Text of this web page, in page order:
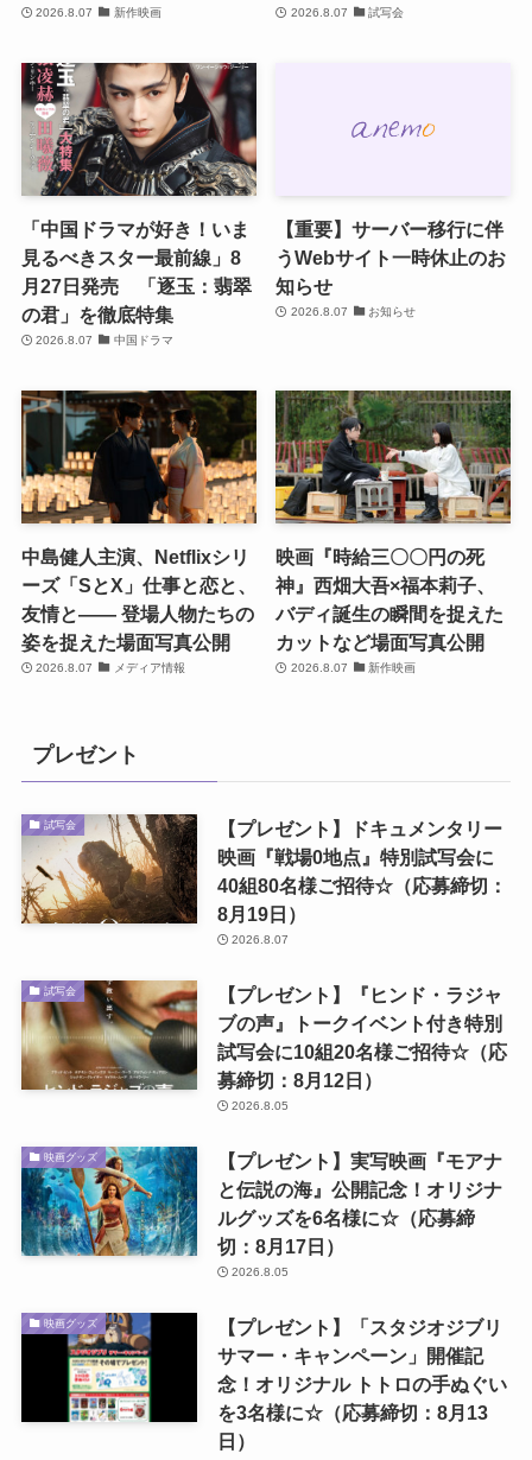
2026.8.07 新作映画 2026.8.07 試写会
「中国ドラマが好き！いま
見るべきスター最前線」8
月27日発売 「逐玉：翡翠
の君」を徹底特集
2026.8.07 中国ドラマ
【重要】サーバー移行に伴
うWebサイト一時休止のお
知らせ
2026.8.07 お知らせ
中島健人主演、Netflixシリ
ーズ「SとX」仕事と恋と、
友情と―― 登場人物たちの
姿を捉えた場面写真公開
2026.8.07 メディア情報
映画『時給三〇〇円の死
神』西畑大吾×福本莉子、
バディ誕生の瞬間を捉えた
カットなど場面写真公開
2026.8.07 新作映画
プレゼント
試写会
【プレゼント】ドキュメンタリー
映画『戦場0地点』特別試写会に
40組80名様ご招待☆（応募締切：
8月19日）
2026.8.07
試写会
【プレゼント】『ヒンド・ラジャ
ブの声』トークイベント付き特別
試写会に10組20名様ご招待☆（応
募締切：8月12日）
2026.8.05
映画グッズ
【プレゼント】実写映画『モアナ
と伝説の海』公開記念！オリジナ
ルグッズを6名様に☆（応募締
切：8月17日）
2026.8.05
映画グッズ
【プレゼント】「スタジオジブリ
サマー・キャンペーン」開催記
念！オリジナル トトロの手ぬぐい
を3名様に☆（応募締切：8月13
日）